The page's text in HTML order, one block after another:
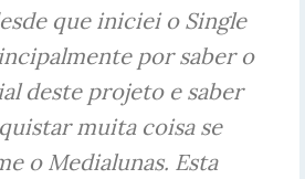
que iniciei o Single
por saber o
deste projeto e saber
muita coisa se
o Medialunas. Esta